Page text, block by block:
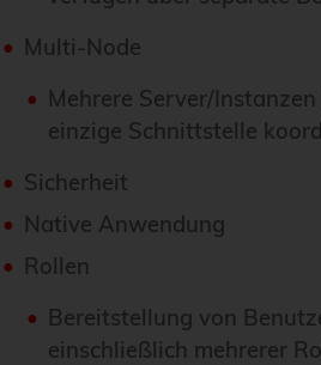
Multi-Node
Mehrere Server/
einzige Schnittstelle
Sicherheit
Native Anwendung
Rollen
Bereitstellung von
einschließlich mehrerer